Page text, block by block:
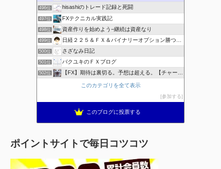
496位 hisashiのトレード記録と死闘
497位 FXテクニカル実践記
498位 資産作りを始めよう−継続は資産なり
499位 日経２２５＆ＦＸ＆バイナリーオプション勝つための
500位 さざなみ日記
501位 バクユキのＦＸブログ
502位 【FX】期待は裏切る。予想は超える。【チャート学びブログ】
このカテゴリを全て表示
参加する
このブログに投票する
ポイントサイトで毎日コツコツ